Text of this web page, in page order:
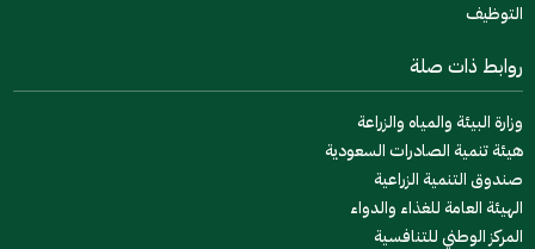
التوظيف
روابط ذات صلة
وزارة البيئة والمياه والزراعة
هيئة تنمية الصادرات السعودية
صندوق التنمية الزراعية
الهيئة العامة للغذاء والدواء
المركز الوطني للتنافسية